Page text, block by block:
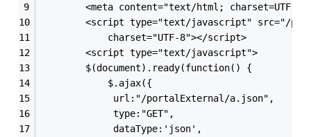
<meta content="text/html; charset=UTF-
<script type="text/javascript" src="/
			charset="UTF-8"></script>
		<script type="text/javascript">
        $(document).ready(function() {
            $.ajax({
             url:"/portalExternal/a.json",
             type:"GET",
             dataType:'json',